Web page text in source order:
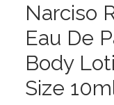
Narciso
Eau De
Body
Size